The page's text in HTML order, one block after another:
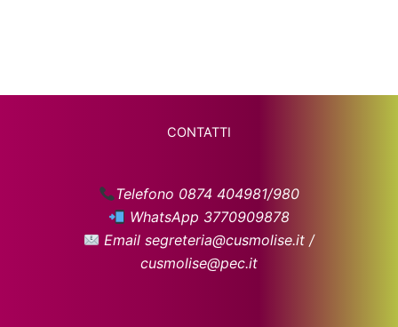
CONTATTI
Telefono 0874 404981/980
WhatsApp 3770909878
Email segreteria@cusmolise.it /
cusmolise@pec.it